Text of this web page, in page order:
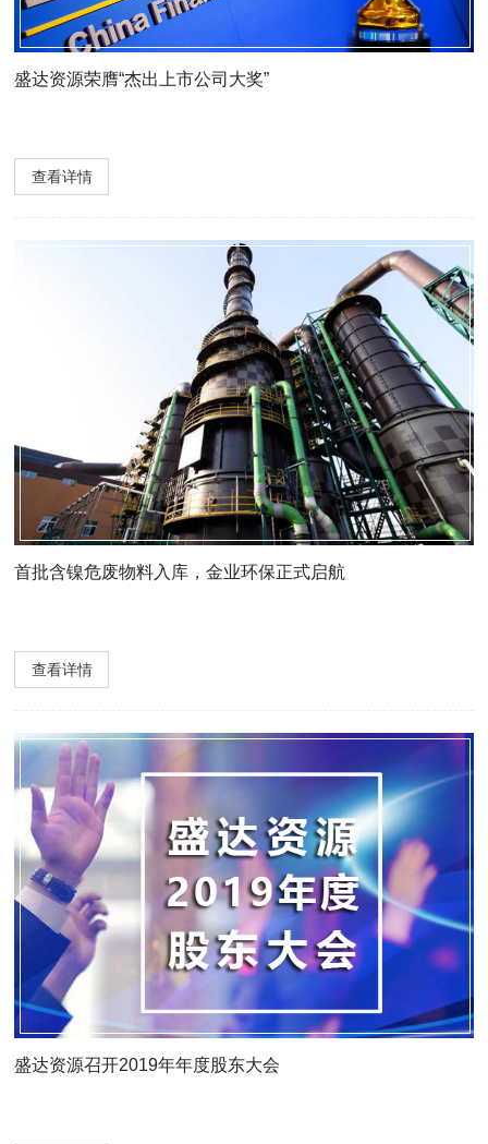
盛达资源荣膺“杰出上市公司大奖”
查看详情
首批含镍危废物料入库，金业环保正式启航
查看详情
盛达资源召开2019年年度股东大会